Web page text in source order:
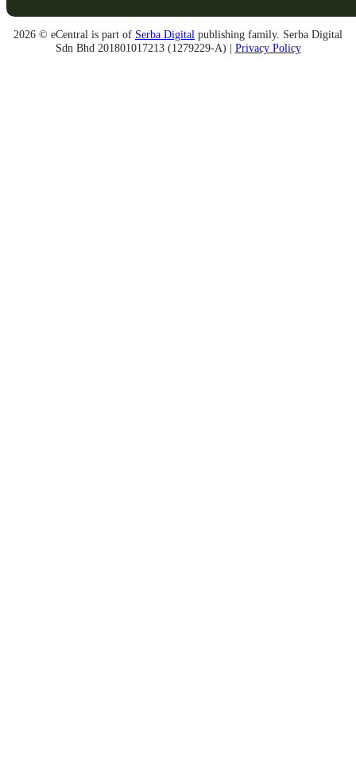
2026 © eCentral is part of Serba Digital publishing family. Serba Digital
Sdn Bhd 201801017213 (1279229-A) | Privacy Policy